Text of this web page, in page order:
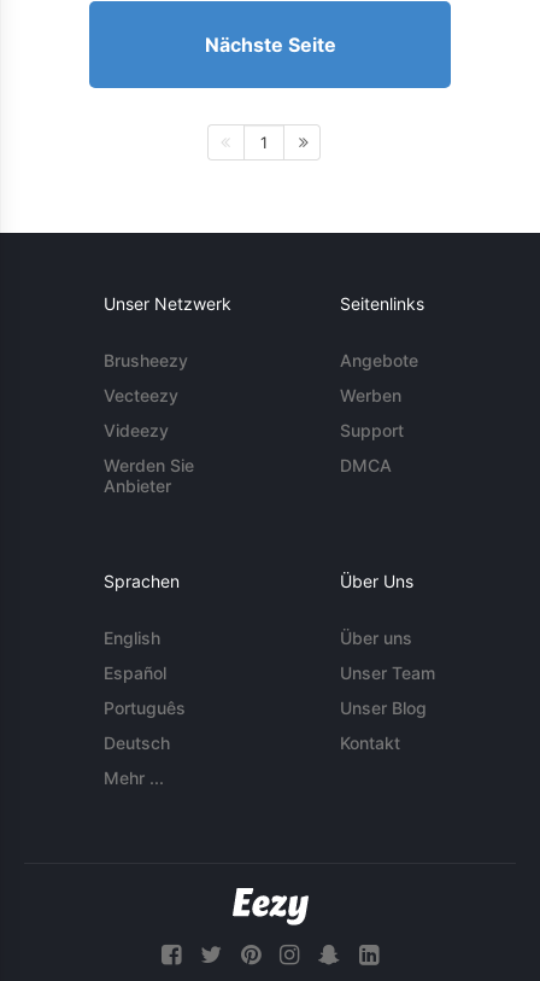
Nächste Seite
1
Unser Netzwerk
Brusheezy
Vecteezy
Videezy
Werden Sie
Anbieter
Seitenlinks
Angebote
Werben
Support
DMCA
Sprachen
English
Español
Português
Deutsch
Mehr ...
Über Uns
Über uns
Unser Team
Unser Blog
Kontakt